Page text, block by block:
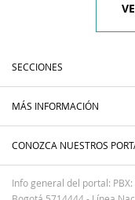
SECCIONES
MÁS INFORMACIÓN
CONOZCA NUESTROS
Info general del portal: